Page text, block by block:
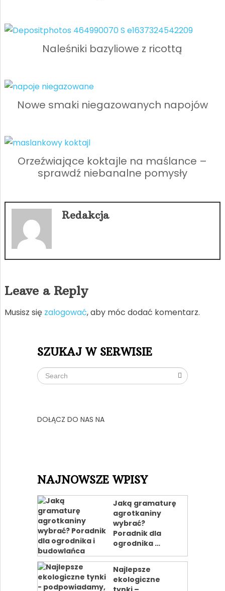
Naleśniki bazyliowe z ricottą
Nowe smaki niegazowanych napojów
Orzeźwiające koktajle na maślance –
sprawdź niebanalne pomysły
Redakcja
Leave a Reply
Musisz się zalogować, aby móc dodać komentarz.
SZUKAJ W SERWISIE
DOŁĄCZ DO NAS NA
NAJNOWSZE WPISY
Jaką gramaturę
agrotkaniny
wybrać?
Poradnik dla
ogrodnika …
Najlepsze
ekologiczne